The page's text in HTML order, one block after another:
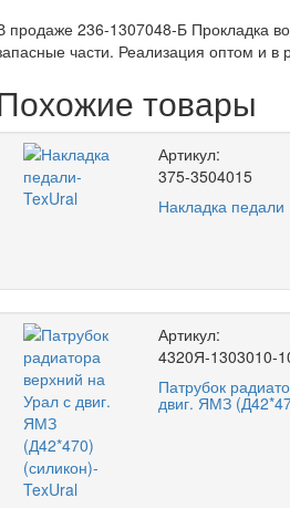
продаже 236-1307048-Б Прокладка
части. Реализация оптом и в
товары
Артикул:
375-3504015
Накладка педали
Артикул:
4320Я-1303010-
Патрубок
двиг. ЯМЗ